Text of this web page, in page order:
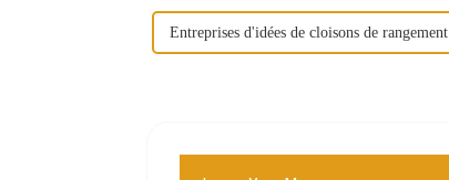
Entreprises d'idées de cloisons de rangement